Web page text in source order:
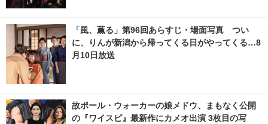
「風、薫る」第96回あらすじ・場面写真 つい
に、りんが新潟から帰ってくる日がやってくる…8
月10日放送
故ポール・ウォーカーの娘メドウ、まもなく公開
の『ワイスピ』最新作にカメオ出演 3枚目の写